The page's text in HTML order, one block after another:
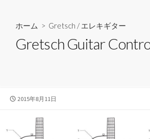
ホーム > Gretsch /エレキギター
Gretsch Guitar
公
2015年8月11日